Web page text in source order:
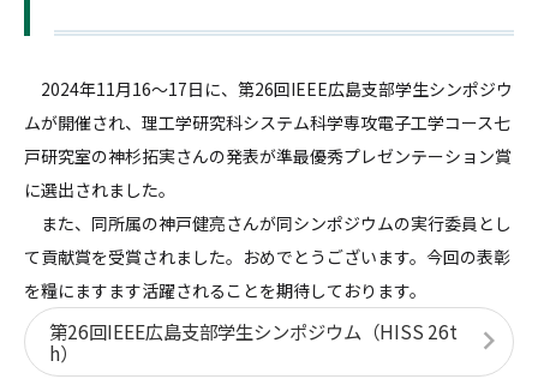
2024年11月16～17日に、第26回IEEE広島支部学生シンポジウ
ムが開催され、理工学研究科システム科学専攻電子工学コース七
戸研究室の神杉拓実さんの発表が準最優秀プレゼンテーション賞
に選出されました。
また、同所属の神戸健亮さんが同シンポジウムの実行委員とし
て貢献賞を受賞されました。おめでとうございます。今回の表彰
を糧にますます活躍されることを期待しております。
第26回IEEE広島支部学生シンポジウム（HISS 26t
h）